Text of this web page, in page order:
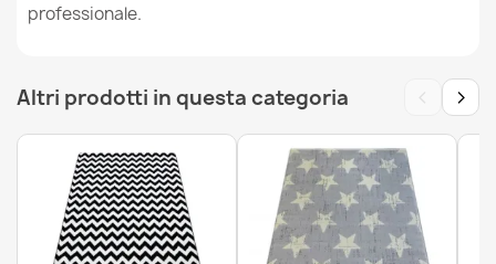
Tappeto Imitazione pelle di bovino, Mucca -3 pelle nera
bianca
39,90 €
professionale.
Altri prodotti in questa categoria ‹ ›